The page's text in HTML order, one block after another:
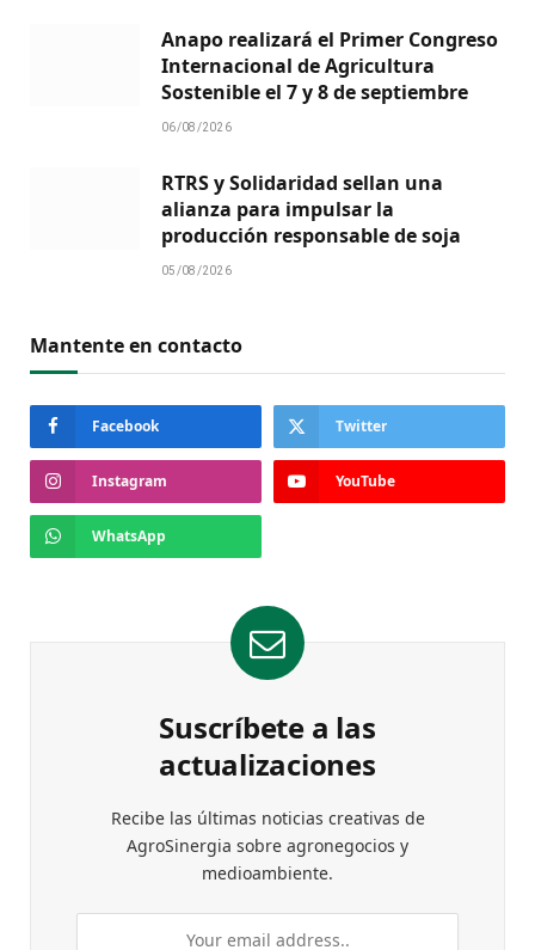
Anapo realizará el Primer Congreso
Internacional de Agricultura
Sostenible el 7 y 8 de septiembre
06/08/2026
RTRS y Solidaridad sellan una
alianza para impulsar la
producción responsable de soja
05/08/2026
Mantente en contacto
Facebook Twitter
Instagram YouTube
WhatsApp
Suscríbete a las
actualizaciones
Recibe las últimas noticias creativas de
AgroSinergia sobre agronegocios y
medioambiente.